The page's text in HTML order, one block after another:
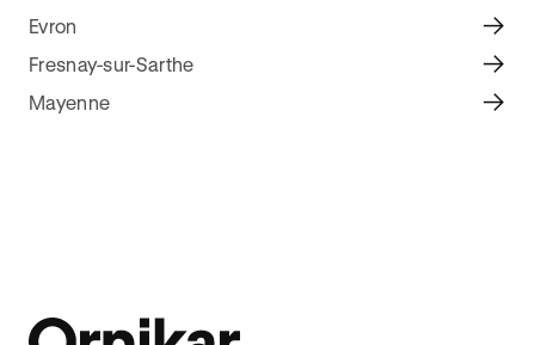
Evron
Fresnay-sur-Sarthe
Mayenne